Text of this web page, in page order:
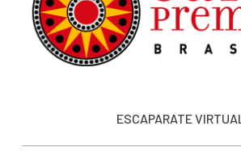
ESCAPARATE VIRTUAL